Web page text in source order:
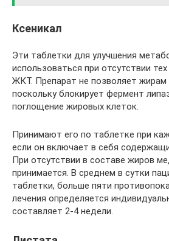
Ксеникал
Эти таблетки для улучшения
использоваться при отсутствии
ЖКТ. Препарат не позволяет жирам
поскольку блокирует фермент
поглощение жировых клеток.
Принимают его по таблетке при
если он включает в себя
При отсутствии в составе жиров
принимается. В среднем в сутки
таблетки, больше пяти
лечения определяется
составляет 2-4 недели.